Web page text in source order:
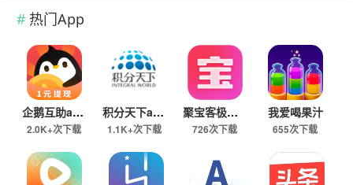
热门App
企鹅互助app
2.0K+次下载
积分天下app
1.1K+次下载
聚宝客极速版
726次下载
我爱喝果汁
655次下载